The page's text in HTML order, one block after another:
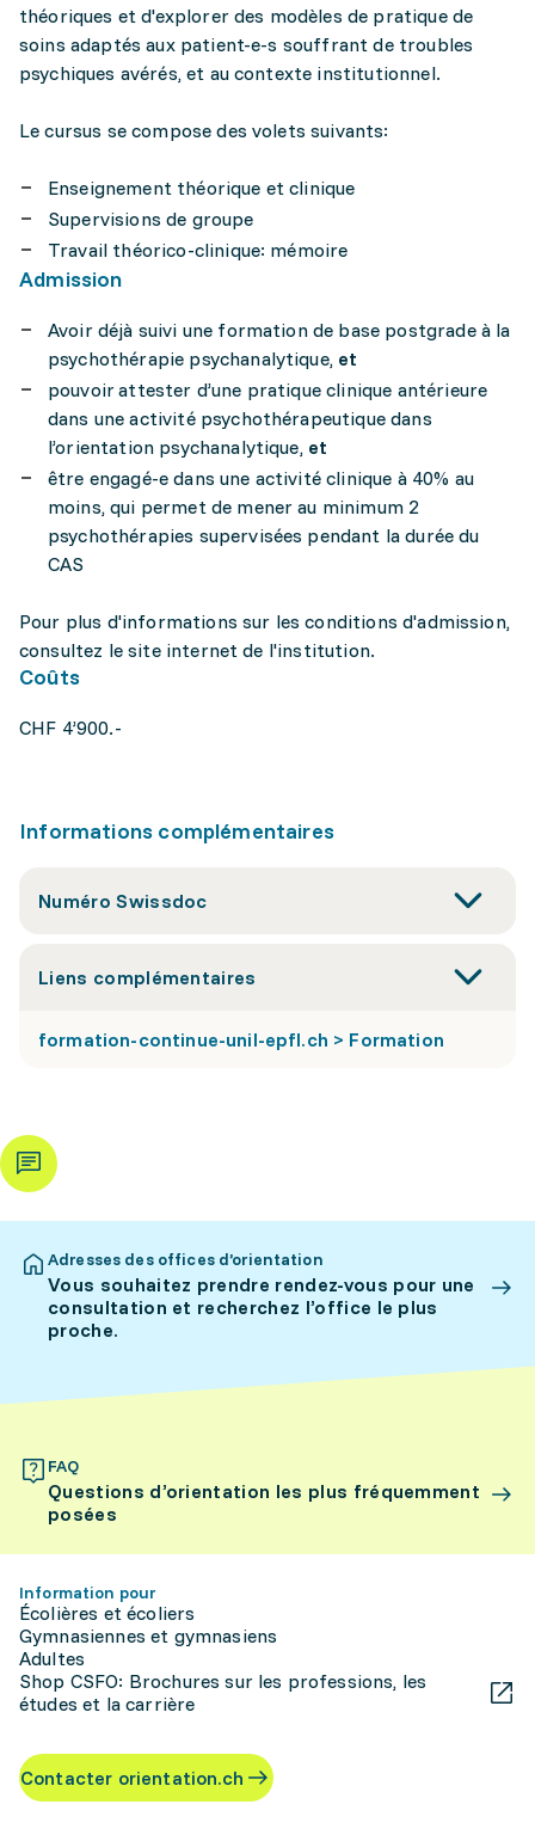
théoriques et d'explorer des modèles de pratique de
soins adaptés aux patient-e-s souffrant de troubles
psychiques avérés, et au contexte institutionnel.
Le cursus se compose des volets suivants:
Enseignement théorique et clinique
Supervisions de groupe
Travail théorico-clinique: mémoire
Admission
Avoir déjà suivi une formation de base postgrade à la
psychothérapie psychanalytique, et
pouvoir attester d’une pratique clinique antérieure
dans une activité psychothérapeutique dans
l’orientation psychanalytique, et
être engagé-e dans une activité clinique à 40% au
moins, qui permet de mener au minimum 2
psychothérapies supervisées pendant la durée du
CAS
Pour plus d'informations sur les conditions d'admission,
consultez le site internet de l'institution.
Coûts
CHF 4’900.-
Informations complémentaires
Numéro Swissdoc
Liens complémentaires
formation-continue-unil-epfl.ch > Formation
Adresses des offices d’orientation
Vous souhaitez prendre rendez-vous pour une
consultation et recherchez l’office le plus
proche.
FAQ
Questions d’orientation les plus fréquemment
posées
Information pour
Écolières et écoliers
Gymnasiennes et gymnasiens
Adultes
Shop CSFO: Brochures sur les professions, les
études et la carrière
Contacter orientation.ch